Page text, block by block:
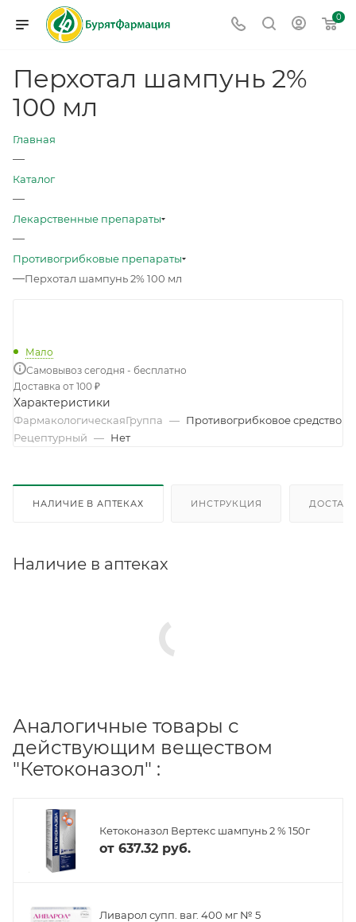
0
Перхотал шампунь 2%
100 мл
Главная
—
Каталог
—
Лекарственные препараты
—
Противогрибковые препараты
—Перхотал шампунь 2% 100 мл
Мало
Самовывоз сегодня - бесплатно
Доставка от 100 ₽
Характеристики
ФармакологическаяГруппа — Противогрибковое средство
Рецептурный — Нет
НАЛИЧИЕ В АПТЕКАХ ИНСТРУКЦИЯ
Наличие в аптеках
Аналогичные товары с
действующим веществом
"Кетоконазол" :
Кетоконазол Вертекс шампунь 2 % 150г
от 637.32 руб.
Ливарол супп. ваг. 400 мг № 5